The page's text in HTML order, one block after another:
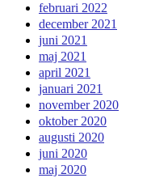
februari 2022
december 2021
juni 2021
maj 2021
april 2021
januari 2021
november 2020
oktober 2020
augusti 2020
juni 2020
maj 2020